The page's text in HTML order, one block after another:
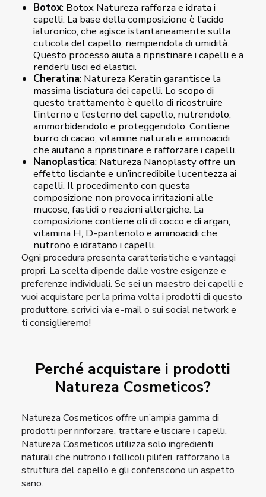
Botox: Botox Natureza rafforza e idrata i
capelli. La base della composizione è l’acido
ialuronico, che agisce istantaneamente sulla
cuticola del capello, riempiendola di umidità.
Questo processo aiuta a ripristinare i capelli e a
renderli lisci ed elastici.
Cheratina: Natureza Keratin garantisce la
massima lisciatura dei capelli. Lo scopo di
questo trattamento è quello di ricostruire
l’interno e l’esterno del capello, nutrendolo,
ammorbidendolo e proteggendolo. Contiene
burro di cacao, vitamine naturali e aminoacidi
che aiutano a ripristinare e rafforzare i capelli.
Nanoplastica: Natureza Nanoplasty offre un
effetto lisciante e un’incredibile lucentezza ai
capelli. Il procedimento con questa
composizione non provoca irritazioni alle
mucose, fastidi o reazioni allergiche. La
composizione contiene oli di cocco e di argan,
vitamina H, D-pantenolo e aminoacidi che
nutrono e idratano i capelli.
Ogni procedura presenta caratteristiche e vantaggi
propri. La scelta dipende dalle vostre esigenze e
preferenze individuali. Se sei un maestro dei capelli e
vuoi acquistare per la prima volta i prodotti di questo
produttore, scrivici via e-mail o sui social network e
ti consiglieremo!
Perché acquistare i prodotti
Natureza Cosmeticos?
Natureza Cosmeticos offre un’ampia gamma di
prodotti per rinforzare, trattare e lisciare i capelli.
Natureza Cosmeticos utilizza solo ingredienti
naturali che nutrono i follicoli piliferi, rafforzano la
struttura del capello e gli conferiscono un aspetto
sano.